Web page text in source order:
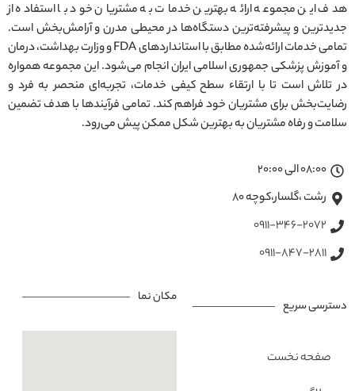
هدف این مجموعه ارائه بهترین خدمات به مشتریان خود با استفاده از
جدیدترین و پیشرفته‌ترین دستگاه‌ها در محیطی مدرن و آرامش‌بخش است.
تمامی خدمات ارائه‌شده مطابق با استانداردهای FDA و وزارت بهداشت، درمان
و آموزش پزشکی جمهوری اسلامی ایران انجام می‌شود. این مجموعه همواره
در تلاش است تا با ارتقاء سطح کیفی خدمات، تجربه‌ای منحصر به فرد و
رضایت‌بخش برای مشتریان خود فراهم کند. تمامی فرآیندها با هدف تضمین
سلامت و رفاه مشتریان به بهترین شکل ممکن پیش می‌رود.
08:00 الی 20:00
رشت ،گلسار،کوچه ۸۰
0911-346-2072
0911-847-2811
دسترسی سریع
صفحه نخست
مکان نما